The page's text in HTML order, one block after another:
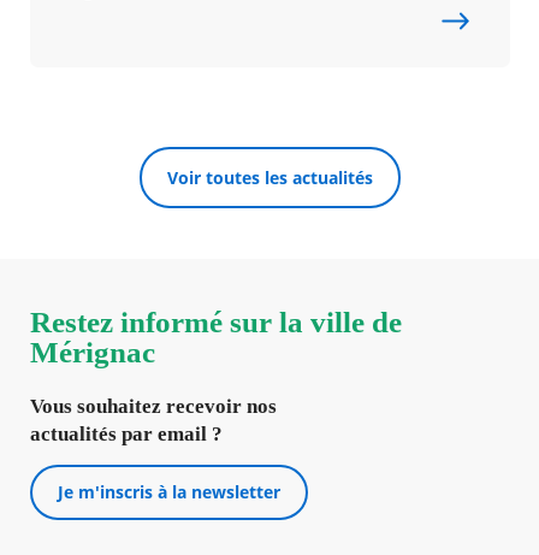
Voir toutes les actualités
Restez informé sur la ville de
Mérignac
Vous souhaitez recevoir nos
actualités par email ?
Je m'inscris à la newsletter